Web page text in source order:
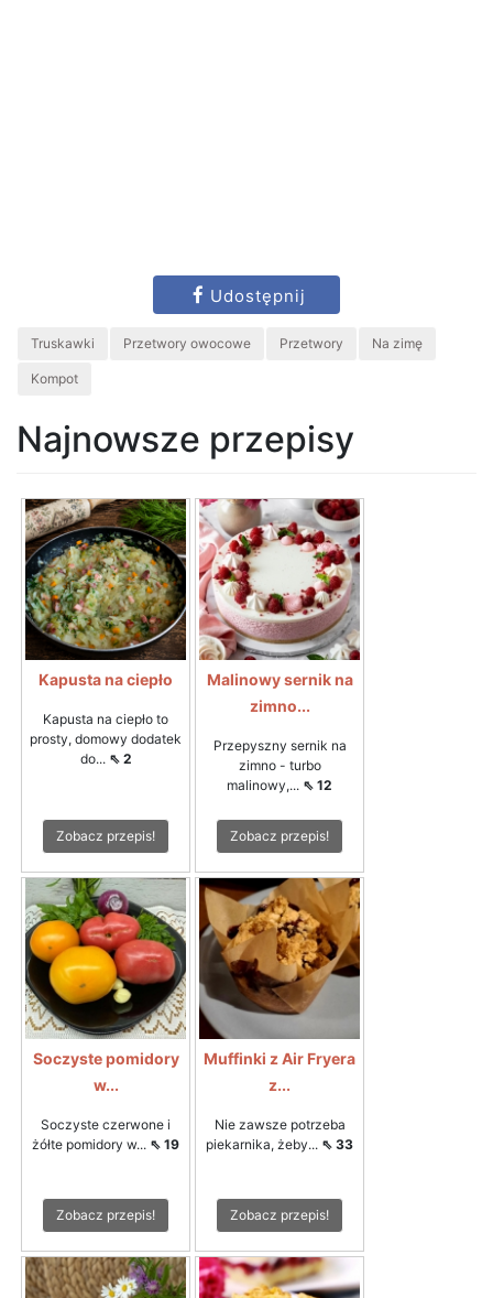
Udostępnij
Truskawki Przetwory owocowe Przetwory Na zimę
Kompot
Najnowsze przepisy
Kapusta na ciepło
Kapusta na ciepło to
prosty, domowy dodatek
do... ⇖ 2
Zobacz przepis!
Malinowy sernik na
zimno...
Przepyszny sernik na
zimno - turbo
malinowy,... ⇖ 12
Zobacz przepis!
Soczyste pomidory
w...
Soczyste czerwone i
żółte pomidory w... ⇖ 19
Zobacz przepis!
Muffinki z Air Fryera
z...
Nie zawsze potrzeba
piekarnika, żeby... ⇖ 33
Zobacz przepis!